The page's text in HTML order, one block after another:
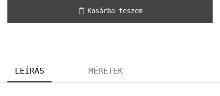
Kosárba teszem
LEÍRÁS MÉRETEK